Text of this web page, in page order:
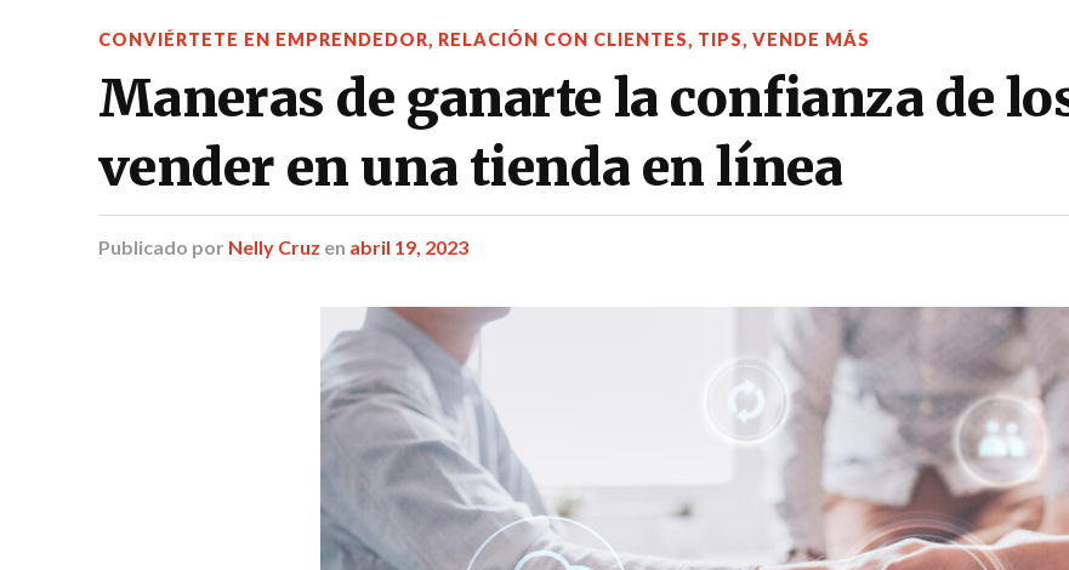
CONVIÉRTETE EN EMPRENDEDOR, RELACIÓN CON CLIENTES, TIPS, VENDE MÁS
Maneras de ganarte la confianza de
vender en una tienda en línea
Publicado por Nelly Cruz en abril 19, 2023